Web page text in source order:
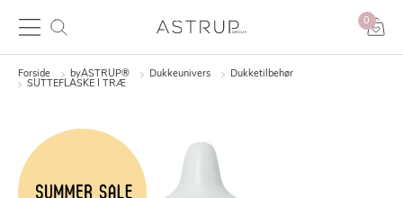
0
Forside byASTRUP® Dukkeunivers
Dukketilbehør
SUTTEFLASKE I TRÆ